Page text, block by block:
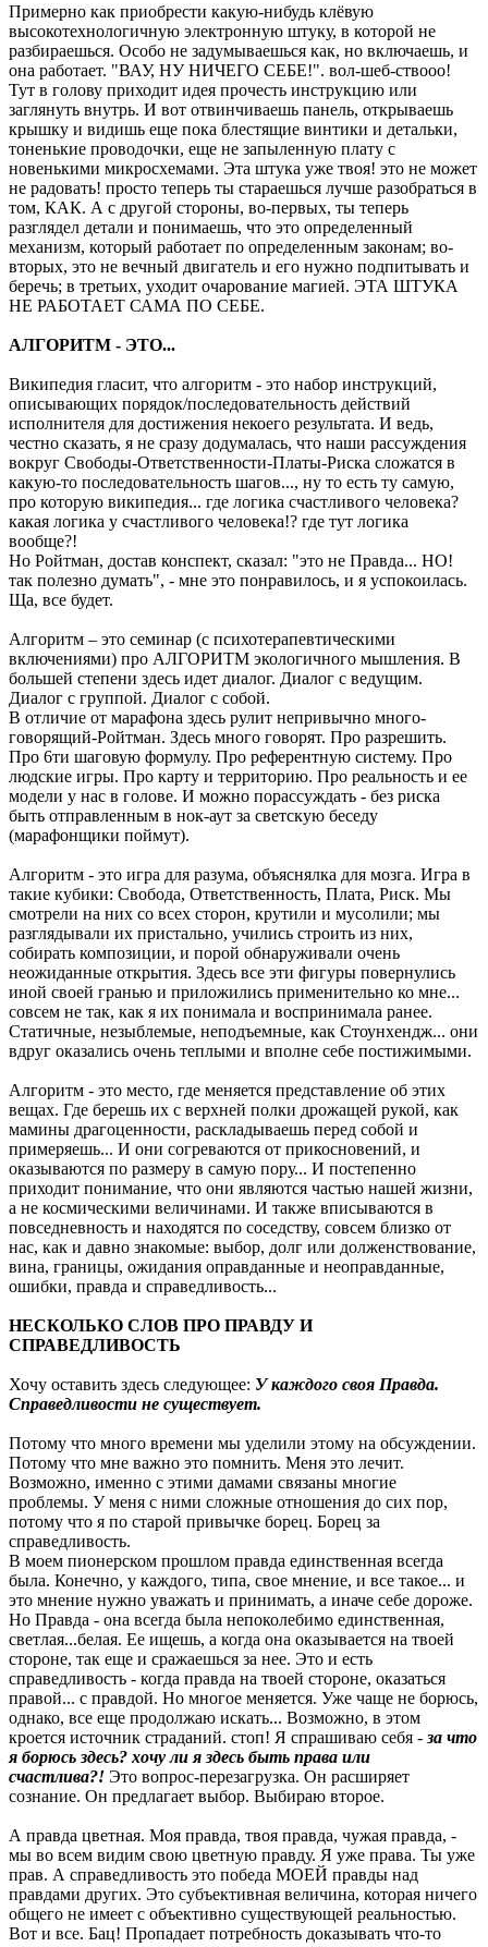
Примерно как приобрести какую-нибудь клёвую
высокотехнологичную электронную штуку, в которой не
разбираешься. Особо не задумываешься как, но включаешь, и
она работает. "ВАУ, НУ НИЧЕГО СЕБЕ!". вол-шеб-ствооо!
Тут в голову приходит идея прочесть инструкцию или
заглянуть внутрь. И вот отвинчиваешь панель, открываешь
крышку и видишь еще пока блестящие винтики и детальки,
тоненькие проводочки, еще не запыленную плату с
новенькими микросхемами. Эта штука уже твоя! это не может
не радовать! просто теперь ты стараешься лучше разобраться в
том, КАК. А с другой стороны, во-первых, ты теперь
разглядел детали и понимаешь, что это определенный
механизм, который работает по определенным законам; во-
вторых, это не вечный двигатель и его нужно подпитывать и
беречь; в третьих, уходит очарование магией. ЭТА ШТУКА
НЕ РАБОТАЕТ САМА ПО СЕБЕ.
АЛГОРИТМ - ЭТО...
Википедия гласит, что алгоритм - это набор инструкций,
описывающих порядок/последовательность действий
исполнителя для достижения некоего результата. И ведь,
честно сказать, я не сразу додумалась, что наши рассуждения
вокруг Свободы-Ответственности-Платы-Риска сложатся в
какую-то последовательность шагов..., ну то есть ту самую,
про которую википедия... где логика счастливого человека?
какая логика у счастливого человека!? где тут логика
вообще?!
Но Ройтман, достав конспект, сказал: "это не Правда... НО!
так полезно думать", - мне это понравилось, и я успокоилась.
Ща, все будет.
Алгоритм – это семинар (с психотерапевтическими
включениями) про АЛГОРИТМ экологичного мышления. В
большей степени здесь идет диалог. Диалог с ведущим.
Диалог с группой. Диалог с собой.
В отличие от марафона здесь рулит непривычно много-
говорящий-Ройтман. Здесь много говорят. Про разрешить.
Про 6ти шаговую формулу. Про референтную систему. Про
людские игры. Про карту и территорию. Про реальность и ее
модели у нас в голове. И можно порассуждать - без риска
быть отправленным в нок-аут за светскую беседу
(марафонщики поймут).
Алгоритм - это игра для разума, объяснялка для мозга. Игра в
такие кубики: Свобода, Ответственность, Плата, Риск. Мы
смотрели на них со всех сторон, крутили и мусолили; мы
разглядывали их пристально, учились строить из них,
собирать композиции, и порой обнаруживали очень
неожиданные открытия. Здесь все эти фигуры повернулись
иной своей гранью и приложились применительно ко мне...
совсем не так, как я их понимала и воспринимала ранее.
Статичные, незыблемые, неподъемные, как Стоунхендж... они
вдруг оказались очень теплыми и вполне себе постижимыми.
Алгоритм - это место, где меняется представление об этих
вещах. Где берешь их с верхней полки дрожащей рукой, как
мамины драгоценности, раскладываешь перед собой и
примеряешь... И они согреваются от прикосновений, и
оказываются по размеру в самую пору... И постепенно
приходит понимание, что они являются частью нашей жизни,
а не космическими величинами. И также вписываются в
повседневность и находятся по соседству, совсем близко от
нас, как и давно знакомые: выбор, долг или долженствование,
вина, границы, ожидания оправданные и неоправданные,
ошибки, правда и справедливость...
НЕСКОЛЬКО СЛОВ ПРО ПРАВДУ И
СПРАВЕДЛИВОСТЬ
Хочу оставить здесь следующее: У каждого своя Правда.
Справедливости не существует.
Потому что много времени мы уделили этому на обсуждении.
Потому что мне важно это помнить. Меня это лечит.
Возможно, именно с этими дамами связаны многие
проблемы. У меня с ними сложные отношения до сих пор,
потому что я по старой привычке борец. Борец за
справедливость.
В моем пионерском прошлом правда единственная всегда
была. Конечно, у каждого, типа, свое мнение, и все такое... и
это мнение нужно уважать и принимать, а иначе себе дороже.
Но Правда - она всегда была непоколебимо единственная,
светлая...белая. Ее ищешь, а когда она оказывается на твоей
стороне, так еще и сражаешься за нее. Это и есть
справедливость - когда правда на твоей стороне, оказаться
правой... с правдой. Но многое меняется. Уже чаще не борюсь,
однако, все еще продолжаю искать... Возможно, в этом
кроется источник страданий. стоп! Я спрашиваю себя - за что
я борюсь здесь? хочу ли я здесь быть права или
счастлива?! Это вопрос-перезагрузка. Он расширяет
сознание. Он предлагает выбор. Выбираю второе.
А правда цветная. Моя правда, твоя правда, чужая правда, -
мы во всем видим свою цветную правду. Я уже права. Ты уже
прав. А справедливость это победа МОЕЙ правды над
правдами других. Это субъективная величина, которая ничего
общего не имеет с объективно существующей реальностью.
Вот и все. Бац! Пропадает потребность доказывать что-то